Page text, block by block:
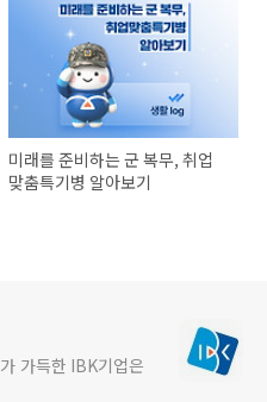
미래를 준비하는 군 복무, 취업
맞춤특기병 알아보기
가득한 IBK기업은